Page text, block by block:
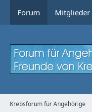
Forum Mitglieder
Krebsforum für Angehörige